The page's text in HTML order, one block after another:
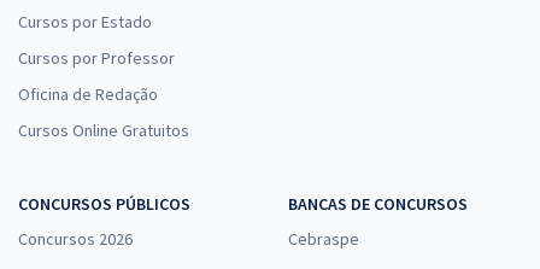
Cursos por Estado
Cursos por Professor
Oficina de Redação
Cursos Online Gratuitos
CONCURSOS PÚBLICOS
Concursos 2026
BANCAS DE CONCURSOS
Cebraspe